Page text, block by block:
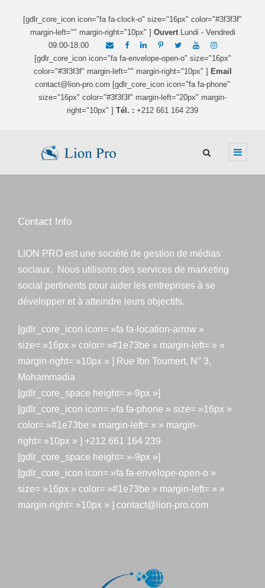
[gdlr_core_icon icon="fa fa-clock-o" size="16px" color="#3f3f3f"
margin-left="" margin-right="10px" ] OuvertLundi - Vendredi
09:00-18:00
[gdlr_core_icon icon="fa fa-envelope-open-o" size="16px"
color="#3f3f3f" margin-left="" margin-right="10px" ] Email
contact@lion-pro.com [gdlr_core_icon icon="fa fa-phone"
size="16px" color="#3f3f3f" margin-left="20px" margin-
right="10px" ] Tél. : +212 661 164 239
Contact Info
LION PRO est une société de gestion de médias
sociaux. Nous utilisons des services de marketing
social pertinents pour aider les entreprises à se
développer et à atteindre leurs objectifs.
[gdlr_core_icon icon= »fa fa-location-arrow »
size= »16px » color= »#1e73be » margin-left= » »
margin-right= »10px » ] Rue Ibn Toumert, N° 3,
Mohammadia
[gdlr_core_space height= »-9px »]
[gdlr_core_icon icon= »fa fa-phone » size= »16px »
color= »#1e73be » margin-left= » » margin-
right= »10px » ] +212 661 164 239
[gdlr_core_space height= »-9px »]
[gdlr_core_icon icon= »fa fa-envelope-open-o »
size= »16px » color= »#1e73be » margin-left= » »
margin-right= »10px » ] contact@lion-pro.com